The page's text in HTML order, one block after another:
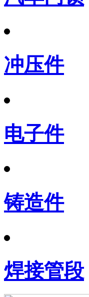
冲压件
电子件
铸造件
焊接管段